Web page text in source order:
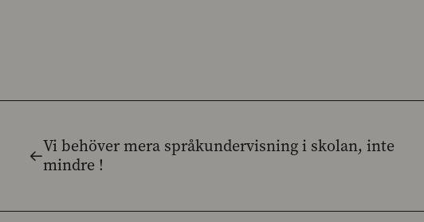
Vi behöver mera språkundervisning i skolan, inte
mindre !